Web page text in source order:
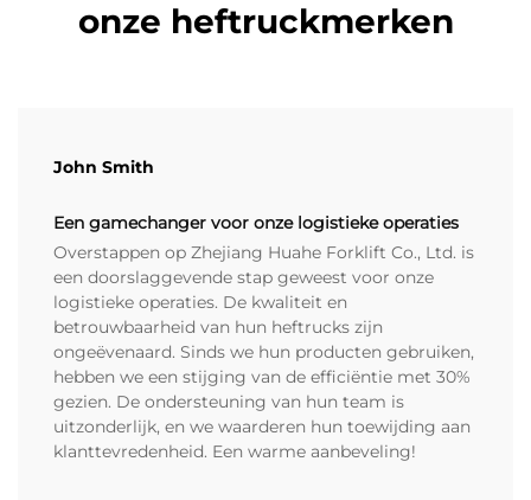
onze heftruckmerken
John Smith
Een gamechanger voor onze logistieke operaties
Overstappen op Zhejiang Huahe Forklift Co., Ltd. is
een doorslaggevende stap geweest voor onze
logistieke operaties. De kwaliteit en
betrouwbaarheid van hun heftrucks zijn
ongeëvenaard. Sinds we hun producten gebruiken,
hebben we een stijging van de efficiëntie met 30%
gezien. De ondersteuning van hun team is
uitzonderlijk, en we waarderen hun toewijding aan
klanttevredenheid. Een warme aanbeveling!